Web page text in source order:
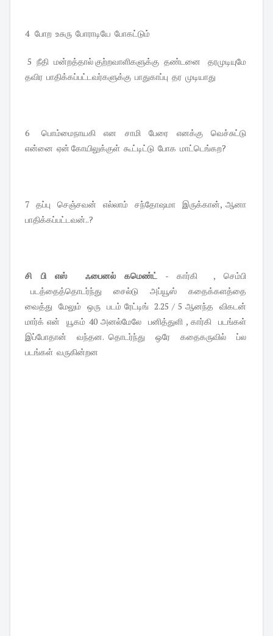
4 போற உசுரு போராடியே போகட்டும்
5 நீதி மன்றத்தால் குற்றவாளிகளுக்கு தண்டனை தரமுடியுமே
தவிர பாதிக்கப்பட்டவர்களுக்கு பாதுகாப்பு தர முடியாது
6 பொம்மைநாயகி என சாமி பேரை எனக்கு வெச்சுட்டு
என்னை ஏன் கோயிலுக்குள் கூட்டிட்டு போக மாட்டெங்கற?
7 தப்பு செஞ்சவன் எல்லாம் சந்தோஷமா இருக்கான், ஆனா
பாதிக்கப்பட்டவன்..?
சி பி எஸ் ஃபைனல் கமெண்ட்
- கார்கி , செம்பி
படத்தைத்தொடர்ந்து சைல்டு அப்யூஸ் கதைக்களத்தை
வைத்து மேலும் ஒரு படம் ரேட்டிங் 2.25 / 5 ஆனந்த விகடன்
மார்க் என் யூகம் 40 அனல்மேலே பனித்துளி , கார்கி படங்கள்
இப்போதான் வந்தன. தொடர்ந்து ஒரே கதைகருவில் ப்ல
படங்கள் வருகின்றன